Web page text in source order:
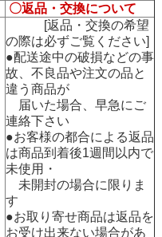
〇返品・交換について
[返品・交換の希望
の際は必ずご覧ください]
●配送途中の破損などの事
故、不良品や注文の品と
違う商品が
届いた場合、早急にご
連絡下さい
●お客様の都合による返品
は商品到着後1週間以内で
未使用・
未開封の場合に限りま
す
●お取り寄せ商品は返品を
お受け出来ない場合があ